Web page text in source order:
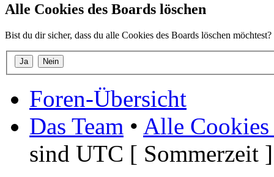
Alle Cookies des Boards löschen
Bist du dir sicher, dass du alle Cookies des Boards löschen möchtest?
Foren-Übersicht
Das Team • Alle Cookies
sind UTC [ Sommerzeit ]